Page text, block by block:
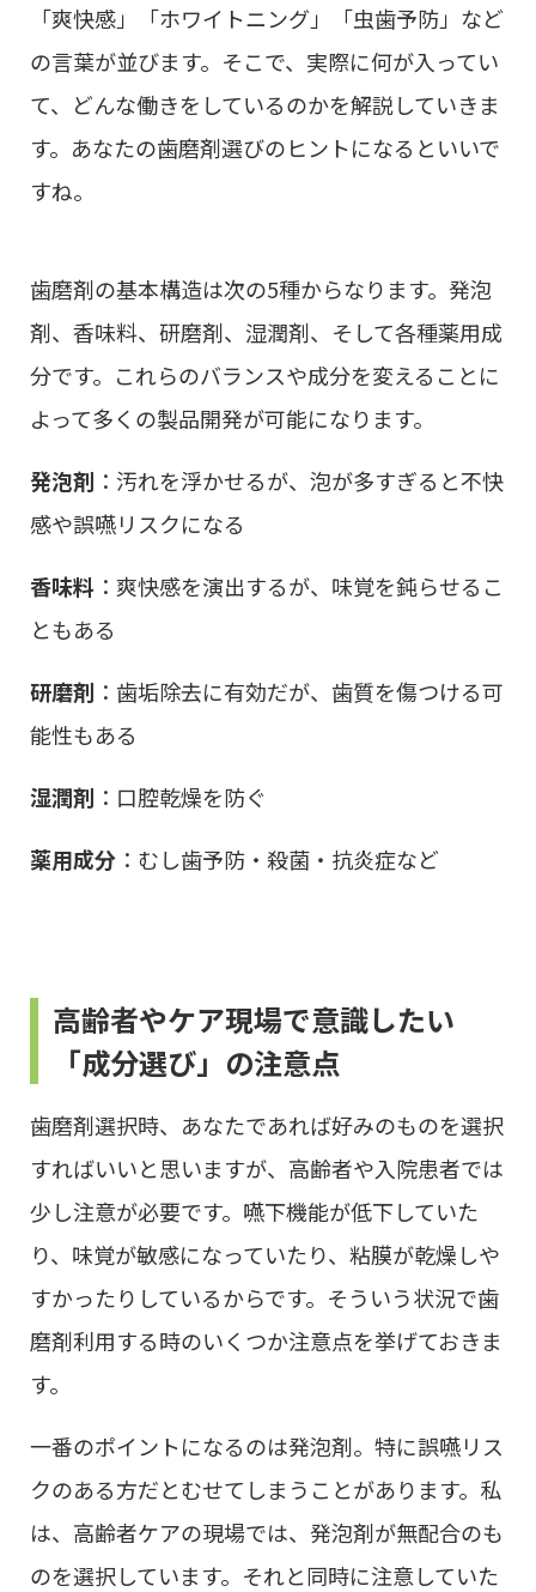
「爽快感」「ホワイトニング」「虫歯予防」など
の言葉が並びます。そこで、実際に何が入ってい
て、どんな働きをしているのかを解説していきま
す。あなたの歯磨剤選びのヒントになるといいで
すね。
歯磨剤の基本構造は次の5種からなります。発泡
剤、香味料、研磨剤、湿潤剤、そして各種薬用成
分です。これらのバランスや成分を変えることに
よって多くの製品開発が可能になります。
発泡剤 ：汚れを浮かせるが、泡が多すぎると不快
感や誤嚥リスクになる
香味料 ：爽快感を演出するが、味覚を鈍らせるこ
ともある
研磨剤 ：歯垢除去に有効だが、歯質を傷つける可
能性もある
湿潤剤 ：口腔乾燥を防ぐ
薬用成分 ：むし歯予防・殺菌・抗炎症など
高齢者やケア現場で意識したい
「成分選び」の注意点
歯磨剤選択時、あなたであれば好みのものを選択
すればいいと思いますが、高齢者や入院患者では
少し注意が必要です。嚥下機能が低下していた
り、味覚が敏感になっていたり、粘膜が乾燥しや
すかったりしているからです。そういう状況で歯
磨剤利用する時のいくつか注意点を挙げておきま
す。
一番のポイントになるのは発泡剤。特に誤嚥リス
クのある方だとむせてしまうことがあります。私
は、高齢者ケアの現場では、発泡剤が無配合のも
のを選択しています。それと同時に注意していた